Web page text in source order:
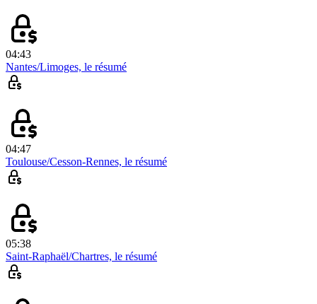
04:43
Nantes/Limoges, le résumé
04:47
Toulouse/Cesson-Rennes, le résumé
05:38
Saint-Raphaël/Chartres, le résumé